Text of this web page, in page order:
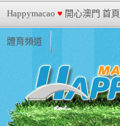
Happymacao ♥ 開心澳門 首頁
體育頻道